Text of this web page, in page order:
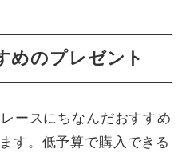
めのプレゼント
ースにちなんだおすすめ
す。低予算で購入できる